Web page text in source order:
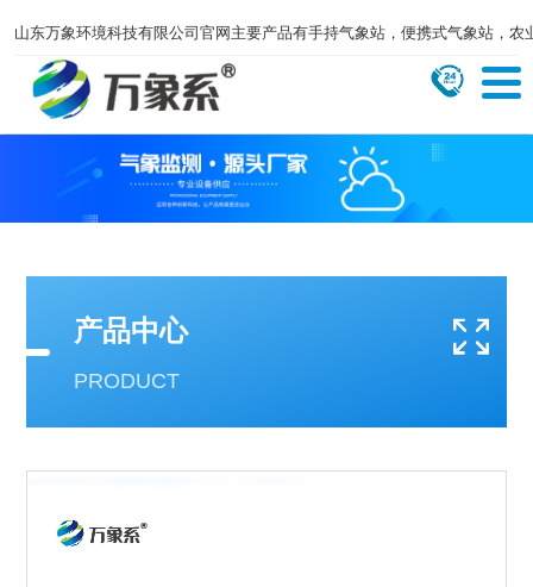
山东万象环境科技有限公司官网主要产品有手持气象站，便携式气象站，
产品中心
PRODUCT